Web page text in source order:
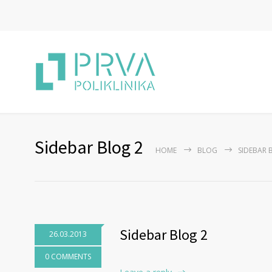
Sidebar Blog 2 HOME BLOG SIDEBAR
26.03.2013
0 COMMENTS
Sidebar Blog 2